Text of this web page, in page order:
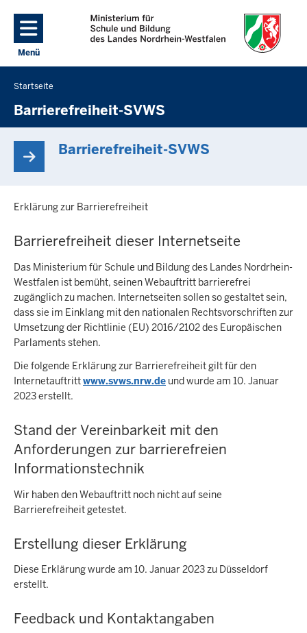
Direkt zum Inhalt
Menü
Navigation aktivieren/deaktivieren: Hauptmenü
Sie
befinden
hier
Startseite
Barrierefreiheit-SVWS
Barrierefreiheit-SVWS
Erklärung zur Barrierefreiheit
Barrierefreiheit dieser Internetseite
Das Ministerium für Schule und Bildung des Landes Nordrhein-
Westfalen ist bemüht, seinen Webauftritt barrierefrei
zugänglich zu machen. Internetseiten sollen so gestaltet sein,
dass sie im Einklang mit den nationalen Rechtsvorschriften zur
Umsetzung der Richtlinie (EU) 2016/2102 des Europäischen
Parlaments stehen.
Die folgende Erklärung zur Barrierefreiheit gilt für den
Internetauftrittwww.svws.nrw.de und wurde am 10. Januar
2023 erstellt.
Stand der Vereinbarkeit mit den
Anforderungen zur barrierefreien
Informationstechnik
Wir haben den Webauftritt noch nicht auf seine
Barrierefreiheit getestet.
Erstellung dieser Erklärung
Diese Erklärung wurde am 10. Januar 2023 zu Düsseldorf
erstellt.
Feedback und Kontaktangaben